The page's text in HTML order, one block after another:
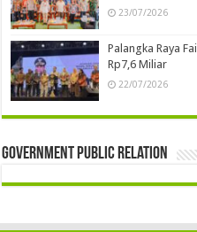
23/07/2026
Palangka Raya
Rp7,6 Miliar
22/07/2026
Government Public Relation